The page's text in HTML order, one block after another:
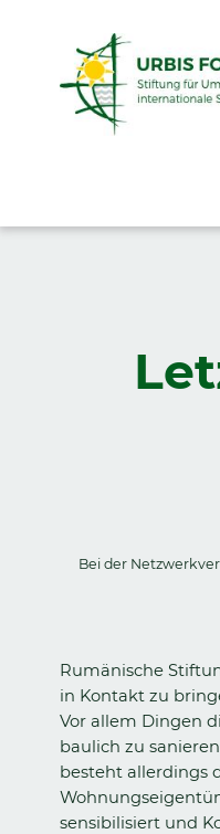
Bei der
Rumänische
in Kontakt zu
Vor allem Dingen
baulich zu
besteht allerdings
sensibilisiert und